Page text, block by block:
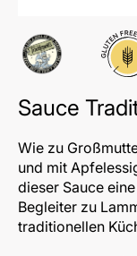
Sauce
Wie zu
und mit
dieser Sauce
Begleiter zu
traditionellen